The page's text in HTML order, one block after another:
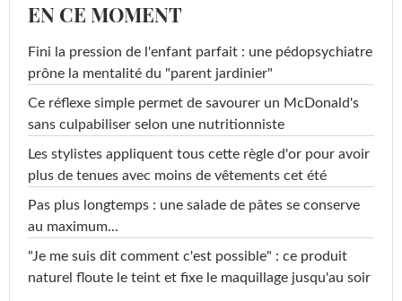
EN CE MOMENT
Fini la pression de l'enfant parfait : une pédopsychiatre
prône la mentalité du "parent jardinier"
Ce réflexe simple permet de savourer un McDonald's
sans culpabiliser selon une nutritionniste
Les stylistes appliquent tous cette règle d'or pour avoir
plus de tenues avec moins de vêtements cet été
Pas plus longtemps : une salade de pâtes se conserve
au maximum...
"Je me suis dit comment c'est possible" : ce produit
naturel floute le teint et fixe le maquillage jusqu'au soir